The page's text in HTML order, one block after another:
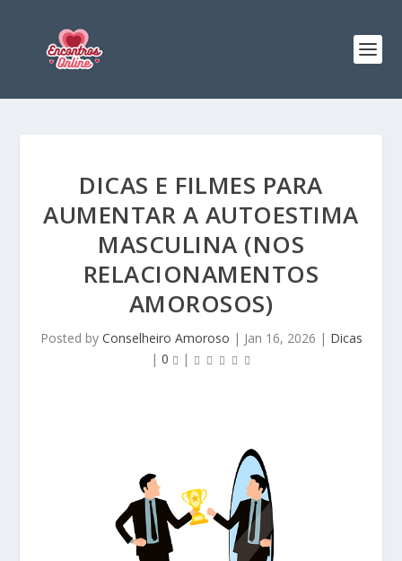
DICAS E FILMES PARA
AUMENTAR A AUTOESTIMA
MASCULINA (NOS
RELACIONAMENTOS
AMOROSOS)
Posted by Conselheiro Amoroso | Jan 16, 2026 | Dicas
| 0 |